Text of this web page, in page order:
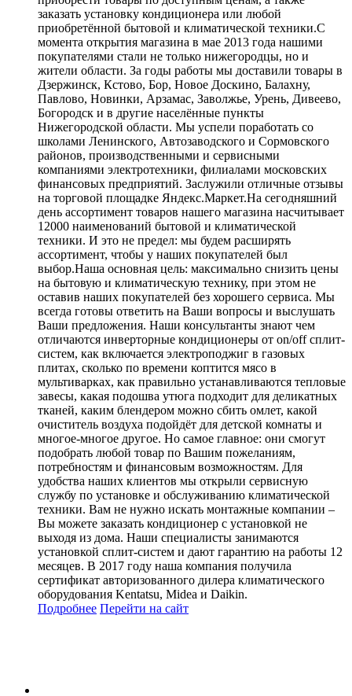
заказать установку кондиционера или любой
приобретённой бытовой и климатической техники.С
момента открытия магазина в мае 2013 года нашими
покупателями стали не только нижегородцы, но и
жители области. За годы работы мы доставили товары в
Дзержинск, Кстово, Бор, Новое Доскино, Балахну,
Павлово, Новинки, Арзамас, Заволжье, Урень, Дивеево,
Богородск и в другие населённые пункты
Нижегородской области. Мы успели поработать со
школами Ленинского, Автозаводского и Сормовского
районов, производственными и сервисными
компаниями электротехники, филиалами московских
финансовых предприятий. Заслужили отличные отзывы
на торговой площадке Яндекс.Маркет.На сегодняшний
день ассортимент товаров нашего магазина насчитывает
12000 наименований бытовой и климатической
техники. И это не предел: мы будем расширять
ассортимент, чтобы у наших покупателей был
выбор.Наша основная цель: максимально снизить цены
на бытовую и климатическую технику, при этом не
оставив наших покупателей без хорошего сервиса. Мы
всегда готовы ответить на Ваши вопросы и выслушать
Ваши предложения. Наши консультанты знают чем
отличаются инверторные кондиционеры от on/off сплит-
систем, как включается электроподжиг в газовых
плитах, сколько по времени коптится мясо в
мультиварках, как правильно устанавливаются тепловые
завесы, какая подошва утюга подходит для деликатных
тканей, каким блендером можно сбить омлет, какой
очиститель воздуха подойдёт для детской комнаты и
многое-многое другое. Но самое главное: они смогут
подобрать любой товар по Вашим пожеланиям,
потребностям и финансовым возможностям. Для
удобства наших клиентов мы открыли сервисную
службу по установке и обслуживанию климатической
техники. Вам не нужно искать монтажные компании –
Вы можете заказать кондиционер с установкой не
выходя из дома. Наши специалисты занимаются
установкой сплит-систем и дают гарантию на работы 12
месяцев. В 2017 году наша компания получила
сертификат авторизованного дилера климатического
оборудования Kentatsu, Midea и Daikin.
Подробнее Перейти на сайт